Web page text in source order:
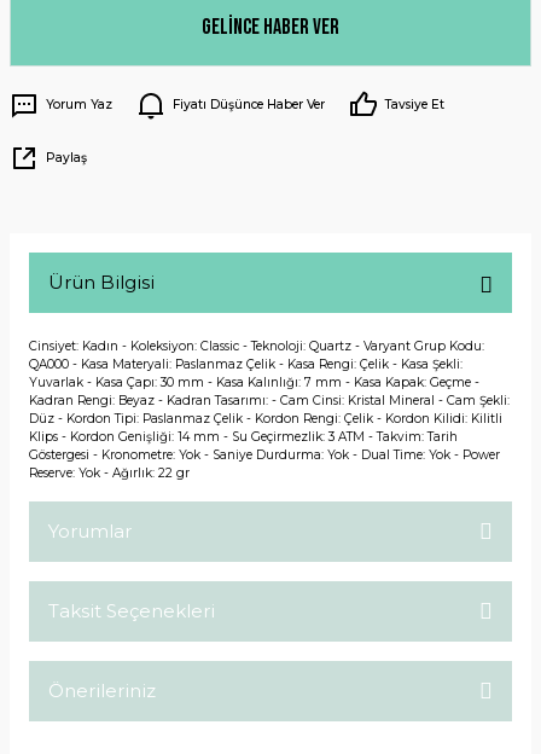
Gelince Haber Ver
Yorum Yaz Fiyatı Düşünce Haber Ver Tavsiye Et
Paylaş
Ürün Bilgisi
Cinsiyet: Kadın - Koleksiyon: Classic - Teknoloji: Quartz - Varyant Grup Kodu:
QA000 - Kasa Materyali: Paslanmaz Çelik - Kasa Rengi: Çelik - Kasa Şekli:
Yuvarlak - Kasa Çapı: 30 mm - Kasa Kalınlığı: 7 mm - Kasa Kapak: Geçme -
Kadran Rengi: Beyaz - Kadran Tasarımı: - Cam Cinsi: Kristal Mineral - Cam Şekli:
Düz - Kordon Tipi: Paslanmaz Çelik - Kordon Rengi: Çelik - Kordon Kilidi: Kilitli
Klips - Kordon Genişliği: 14 mm - Su Geçirmezlik: 3 ATM - Takvim: Tarih
Göstergesi - Kronometre: Yok - Saniye Durdurma: Yok - Dual Time: Yok - Power
Reserve: Yok - Ağırlık: 22 gr
Yorumlar
Taksit Seçenekleri
Önerileriniz